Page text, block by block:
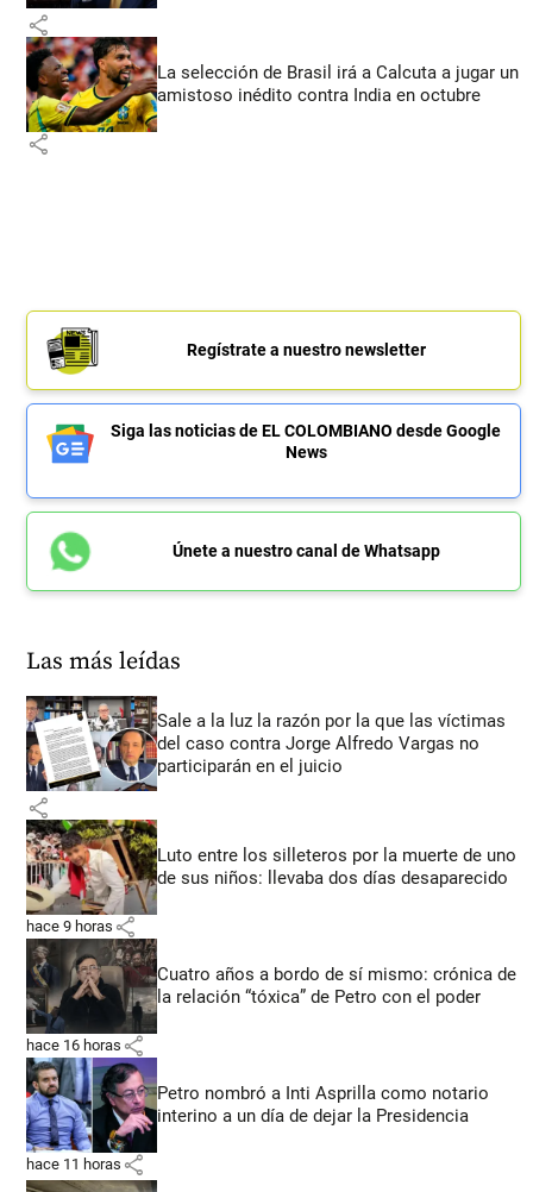
share
La selección de Brasil irá a Calcuta a jugar un
amistoso inédito contra India en octubre
share
Regístrate a nuestro newsletter
Siga las noticias de EL COLOMBIANO desde Google
News
Únete a nuestro canal de Whatsapp
Las más leídas
Sale a la luz la razón por la que las víctimas
del caso contra Jorge Alfredo Vargas no
participarán en el juicio
share
Luto entre los silleteros por la muerte de uno
de sus niños: llevaba dos días desaparecido
hace 9 horas share
Cuatro años a bordo de sí mismo: crónica de
la relación “tóxica” de Petro con el poder
hace 16 horas share
Petro nombró a Inti Asprilla como notario
interino a un día de dejar la Presidencia
hace 11 horas share